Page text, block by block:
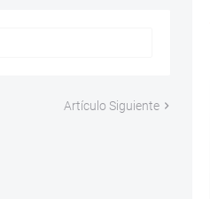
Artículo Siguiente